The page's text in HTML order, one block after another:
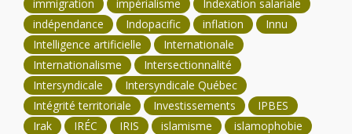
immigration
impérialisme
Indexation salariale
indépendance
Indopacific inflation
Innu
Intelligence artificielle
Internationale
Internationalisme
Intersectionnalité
Intersyndicale
Intersyndicale Québec
Intégrité territoriale
Investissements
IPBES
Irak
IRÉC IRIS islamisme
islamophobie